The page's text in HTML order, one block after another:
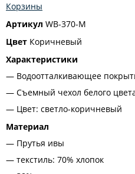
Корзины
Артикул WB-370-M
Цвет Коричневый
Характеристики
Водоотталкивающее
Съемный чехол белого
Цвет: светло-коричневый
Материал
Прутья ивы
текстиль: 70% хлопок